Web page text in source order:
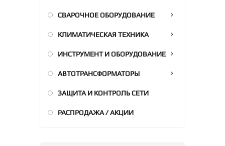
СВАРОЧНОЕ ОБОРУДОВАНИЕ
КЛИМАТИЧЕСКАЯ ТЕХНИКА
ИНСТРУМЕНТ И ОБОРУДОВАНИЕ
АВТОТРАНСФОРМАТОРЫ
ЗАЩИТА И КОНТРОЛЬ СЕТИ
РАСПРОДАЖА / АКЦИИ